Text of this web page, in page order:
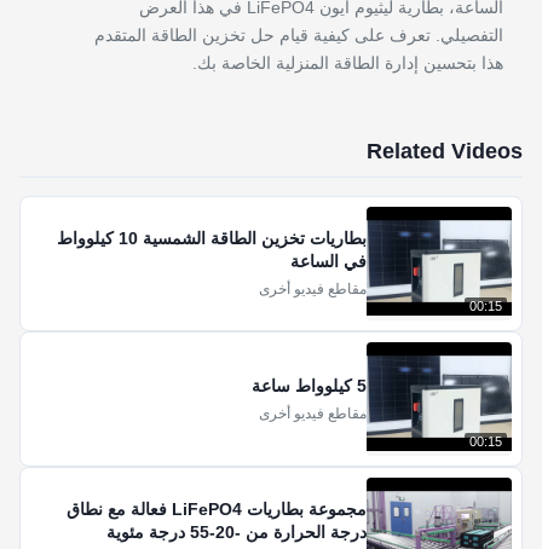
الساعة، بطارية ليثيوم أيون LiFePO4 في هذا العرض
التفصيلي. تعرف على كيفية قيام حل تخزين الطاقة المتقدم
هذا بتحسين إدارة الطاقة المنزلية الخاصة بك.
Related Videos
00:15
بطاريات تخزين الطاقة الشمسية 10 كيلوواط
في الساعة
مقاطع فيديو أخرى
00:15
5 كيلوواط ساعة
مقاطع فيديو أخرى
مجموعة بطاريات LiFePO4 فعالة مع نطاق
درجة الحرارة من -20-55 درجة مئوية